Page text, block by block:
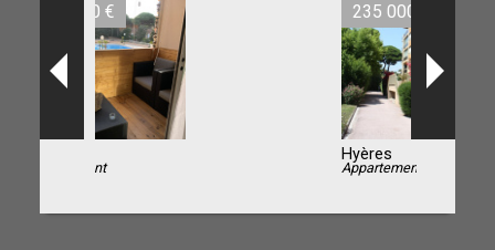
235 000 €